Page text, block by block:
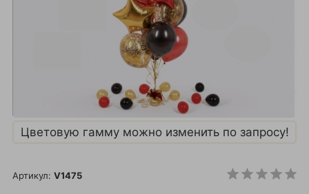
Цветовую гамму можно изменить по запросу!
Артикул: V1475